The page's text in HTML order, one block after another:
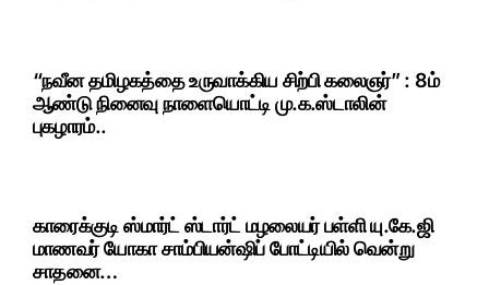
“நவீன தமிழகத்தை உருவாக்கிய சிற்பி கலைஞர்” : 8ம்
ஆண்டு நினைவு நாளையொட்டி மு.க.ஸ்டாலின்
புகழாரம்..
காரைக்குடி ஸ்மார்ட் ஸ்டார்ட் மழலையர் பள்ளி யு.கே.ஜி
மாணவர் யோகா சாம்பியன்ஷிப் போட்டியில் வென்று
சாதனை…